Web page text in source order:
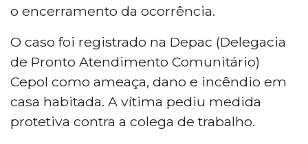
o encerramento da ocorrência.
O caso foi registrado na Depac (Delegacia
de Pronto Atendimento Comunitário)
Cepol como ameaça, dano e incêndio em
casa habitada. A vítima pediu medida
protetiva contra a colega de trabalho.